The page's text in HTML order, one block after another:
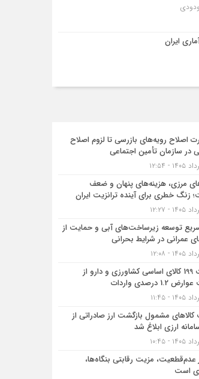
ایران
اصلاح رویه‌های بازرسی تا لزوم اصلاح
در سازمان تأمین اجتماعی
مرزی، هزینه‌های پنهان و ضعف
زنگ خطری برای آینده ترانزیت ایران
توسعه زیرساخت‌های آبی و حمایت از
عمرانی در شرایط بحرانی
معافیت 199 کالای اساسی کشاورزی و دارو از
درصدی واردات
مشمول بازگشت ارز صادراتی از
ارزی ابلاغ شد
مزیت رقابتی بنگاه‌ها،
است